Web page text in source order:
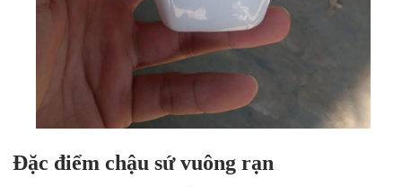
Đặc điểm chậu sứ vuông rạn